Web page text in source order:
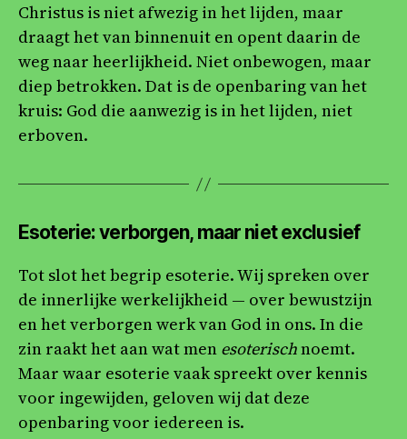
Christus is niet afwezig in het lijden, maar
draagt het van binnenuit en opent daarin de
weg naar heerlijkheid. Niet onbewogen, maar
diep betrokken. Dat is de openbaring van het
kruis: God die aanwezig is in het lijden, niet
erboven.
Esoterie: verborgen, maar niet exclusief
Tot slot het begrip esoterie. Wij spreken over
de innerlijke werkelijkheid — over bewustzijn
en het verborgen werk van God in ons. In die
zin raakt het aan wat men esoterischnoemt.
Maar waar esoterie vaak spreekt over kennis
voor ingewijden, geloven wij dat deze
openbaring voor iedereen is.